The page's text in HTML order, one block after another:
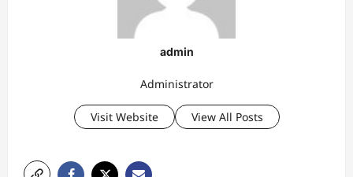
admin
Administrator
Visit Website View All Posts